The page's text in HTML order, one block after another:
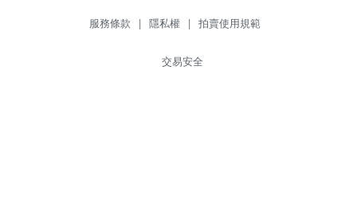
服務條款 | 隱私權 | 拍賣使用規範
交易安全